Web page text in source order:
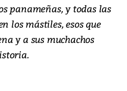
panameñas, y todas las
los mástiles, esos que
y a sus muchachos